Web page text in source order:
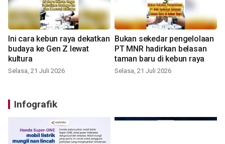
Ini cara kebun raya dekatkan
budaya ke Gen Z lewat
kultura
Selasa, 21 Juli 2026
Bukan sekedar pengelolaan
PT MNR hadirkan belasan
taman baru di kebun raya
Selasa, 21 Juli 2026
Infografik